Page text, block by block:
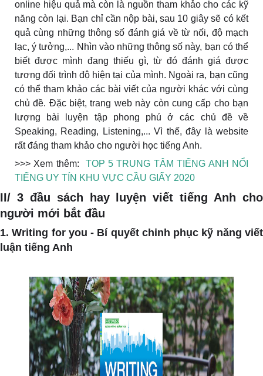
online hiệu quả mà còn là nguồn tham khảo cho các kỹ
năng còn lại. Bạn chỉ cần nộp bài, sau 10 giây sẽ có kết
quả cùng những thông số đánh giá về từ nối, độ mạch
lạc, ý tưởng,... Nhìn vào những thông số này, bạn có thể
biết được mình đang thiếu gì, từ đó đánh giá được
tương đối trình độ hiện tại của mình. Ngoài ra, bạn cũng
có thể tham khảo các bài viết của người khác với cùng
chủ đề. Đặc biệt, trang web này còn cung cấp cho bạn
lượng bài luyện tập phong phú ở các chủ đề về
Speaking, Reading, Listening,... Vì thế, đây là website
rất đáng tham khảo cho người học tiếng Anh.
>>> Xem thêm: TOP 5 TRUNG TÂM TIẾNG ANH NỔI
TIẾNG UY TÍN KHU VỰC CẦU GIẤY 2020
II/ 3 đầu sách hay luyện viết tiếng Anh cho
người mới bắt đầu
1. Writing for you - Bí quyết chinh phục kỹ năng viết
luận tiếng Anh